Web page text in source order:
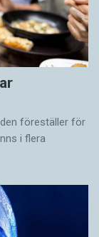
föreställer för
i flera